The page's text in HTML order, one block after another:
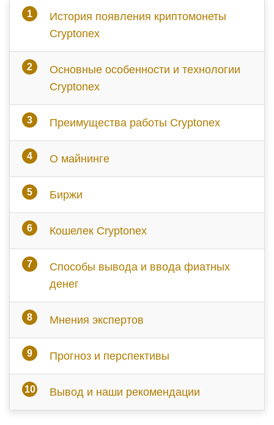
История появления криптомонеты
Cryptonex
Основные особенности и технологии
Cryptonex
Преимущества работы Cryptonex
О майнинге
Биржи
Кошелек Cryptonex
Способы вывода и ввода фиатных
денег
Мнения экспертов
Прогноз и перспективы
Вывод и наши рекомендации